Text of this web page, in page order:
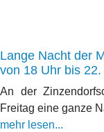
Lange Nacht der
von 18 Uhr bis
An der
Freitag eine ganze
mehr lesen...